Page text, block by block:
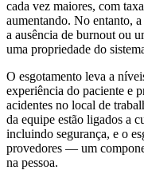
cada vez maiores, com
aumentando. No entanto,
a ausência de burnout ou
uma propriedade do
O esgotamento leva a
experiência do paciente e
acidentes no local de
da equipe estão ligados a
incluindo segurança, e o
provedores — um
na pessoa.